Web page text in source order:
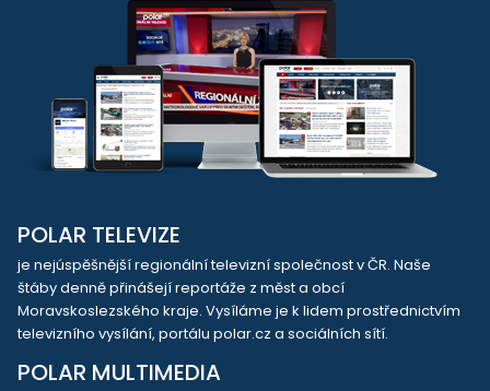
POLAR TELEVIZE
je nejúspěšnější regionální televizní společnost v ČR. Naše
štáby denně přinášejí reportáže z měst a obcí
Moravskoslezského kraje. Vysíláme je k lidem prostřednictvím
televizního vysílání, portálu polar.cz a sociálních sítí.
POLAR MULTIMEDIA